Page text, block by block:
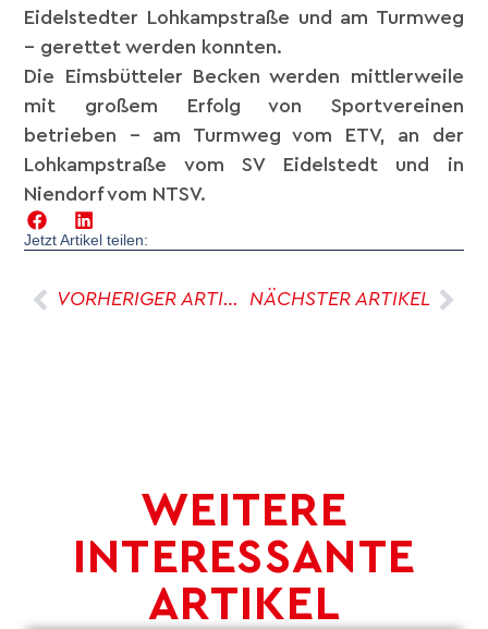
Eidelstedter Lohkampstraße und am Turmweg
– gerettet werden konnten.
Die Eimsbütteler Becken werden mittlerweile
mit großem Erfolg von Sportvereinen
betrieben – am Turmweg vom ETV, an der
Lohkampstraße vom SV Eidelstedt und in
Niendorf vom NTSV.
Jetzt Artikel teilen:
VORHERIGER ARTIKEL NÄCHSTER ARTIKEL
WEITERE
INTERESSANTE
ARTIKEL